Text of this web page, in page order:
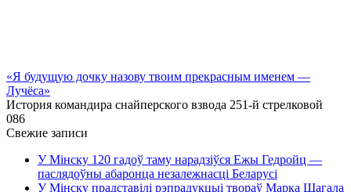
«Я будущую дочку назову твоим прекрасным именем —
Лучёса»
История командира снайперского взвода 251-й стрелковой
086
Свежие записи
У Мінску 120 гадоў таму нарадзіўся Ежы Гедройц —
паслядоўны абаронца незалежнасці Беларусі
У Мінску прадставілі рэпрадукцыі твораў Марка Шагала